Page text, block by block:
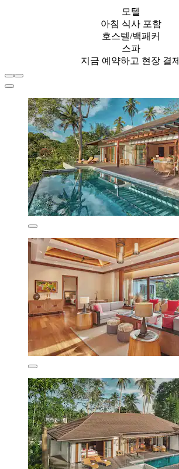
모텔
아침 식사 포함
호스텔/백패커
스파
지금 예약하고 현장 결제